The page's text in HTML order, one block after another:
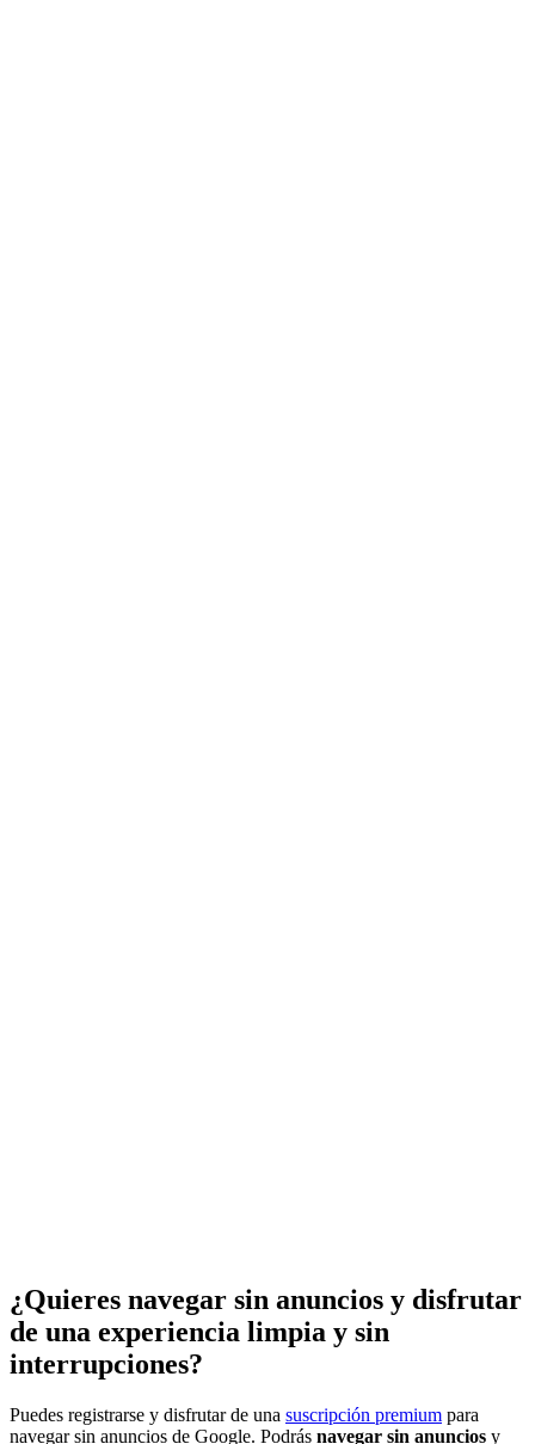
¿Quieres navegar sin anuncios y disfrutar
de una experiencia limpia y sin
interrupciones?
Puedes registrarse y disfrutar de una suscripción premium para
navegar sin anuncios de Google. Podrás navegar sin anuncios y